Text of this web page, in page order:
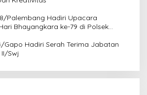
Palembang Hadiri Upacara
Bhayangkara ke-79 di Polsek
Gapo Hadiri Serah Terima Jabatan
Swj